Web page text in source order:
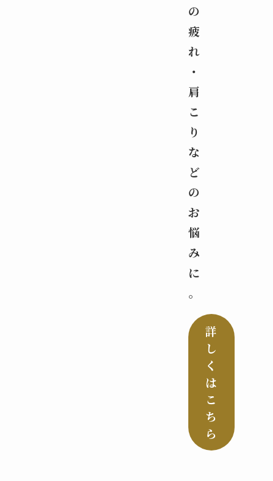
の
疲
れ
・
肩
こ
り
な
ど
の
お
悩
み
に
。
詳
し
く
は
こ
ち
ら